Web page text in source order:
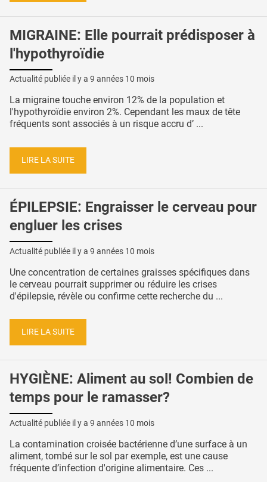
MIGRAINE: Elle pourrait prédisposer à
l'hypothyroïdie
Actualité publiée il y a 9 années 10 mois
La migraine touche environ 12% de la population et
l'hypothyroïdie environ 2%. Cependant les maux de tête
fréquents sont associés à un risque accru d’ ...
LIRE LA SUITE
ÉPILEPSIE: Engraisser le cerveau pour
engluer les crises
Actualité publiée il y a 9 années 10 mois
Une concentration de certaines graisses spécifiques dans
le cerveau pourrait supprimer ou réduire les crises
d'épilepsie, révèle ou confirme cette recherche du ...
LIRE LA SUITE
HYGIÈNE: Aliment au sol! Combien de
temps pour le ramasser?
Actualité publiée il y a 9 années 10 mois
La contamination croisée bactérienne d’une surface à un
aliment, tombé sur le sol par exemple, est une cause
fréquente d’infection d'origine alimentaire. Ces ...